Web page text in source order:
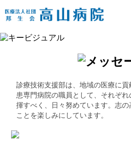
診療技術支援部は、地域の医療に
患専門病院の職員として、それぞ
揮すべく、日々努めています。志
ことを楽しみにしています。